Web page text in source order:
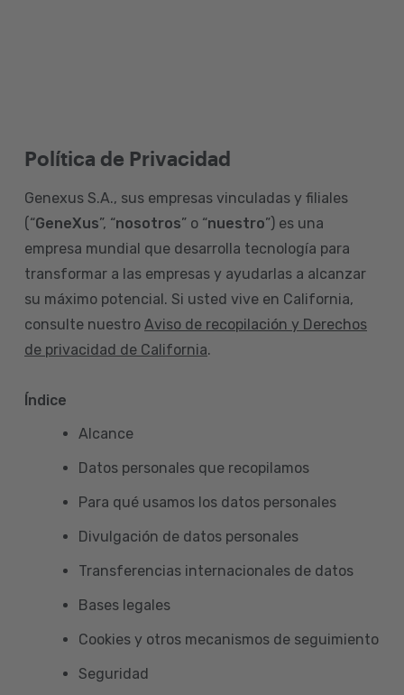
Política de Privacidad
Genexus S.A., sus empresas vinculadas y filiales
(“GeneXus”, “nosotros” o “nuestro”) es una
empresa mundial que desarrolla tecnología para
transformar a las empresas y ayudarlas a alcanzar
su máximo potencial. Si usted vive en California,
consulte nuestro Aviso de recopilación y Derechos
de privacidad de California.
Índice
Alcance
Datos personales que recopilamos
Para qué usamos los datos personales
Divulgación de datos personales
Transferencias internacionales de datos
Bases legales
Cookies y otros mecanismos de seguimiento
Seguridad